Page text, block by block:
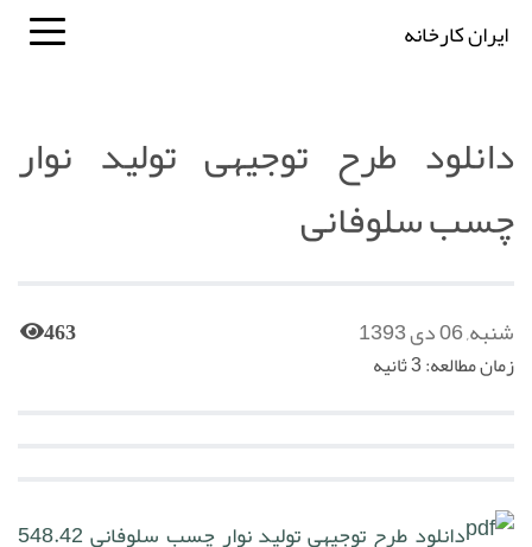
ایران کارخانه
دانلود طرح توجیهی تولید نوار
چسب سلوفانی
شنبه, 06 دی 1393 463
زمان مطالعه: 3 ثانیه
دانلود طرح توجیهی تولید نوار چسب سلوفانی548.42